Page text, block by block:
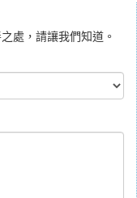
處，請讓我們知道。